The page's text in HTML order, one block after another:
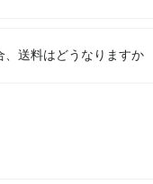
送料はどうなりますか